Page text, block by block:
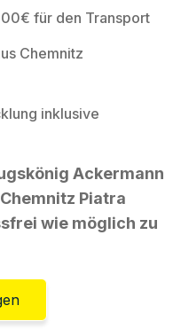
für den Transport
Chemnitz
inklusive
Ackermann
Piatra
wie möglich zu